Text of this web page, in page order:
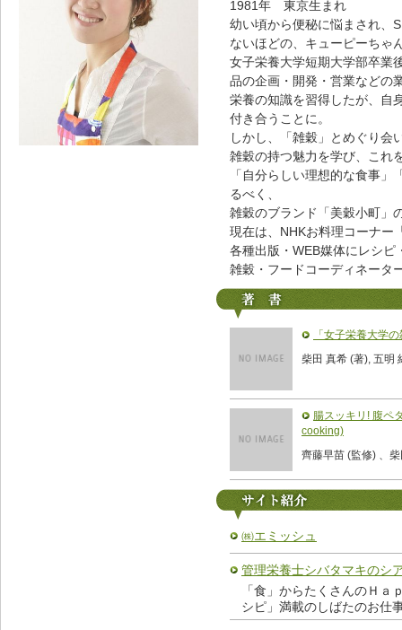
1981年 東京生まれ
幼い頃から便秘に悩まされ、
ないほどの、キューピーちゃ
女子栄養大学短期大学部卒業
品の企画・開発・営業などの
栄養の知識を習得したが、自
付き合うことに。
しかし、「雑穀」とめぐり会
雑穀の持つ魅力を学び、これ
「自分らしい理想的な食事
るべく、
雑穀のブランド「美穀小町」
現在は、NHKお料理コーナー
各種出版・WEB媒体にレシピ
雑穀・フードコーディネータ
「女子栄養大学
柴田 真希 (著), 五明
腸スッキリ! 腹ペ
cooking)
齊藤早苗 (監修) 、
㈱エミッシュ
管理栄養士シバタマキのシ
「食」からたくさんのＨａ
シピ」満載のしばたのお仕